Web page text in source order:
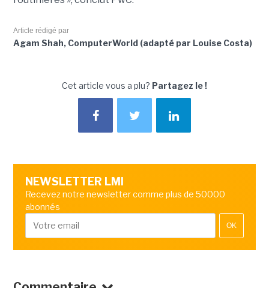
Article rédigé par
Agam Shah, ComputerWorld (adapté par Louise Costa)
Cet article vous a plu? Partagez le !
NEWSLETTER LMI
Recevez notre newsletter comme plus de 50000
abonnés
OK